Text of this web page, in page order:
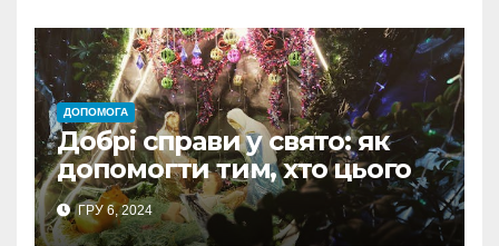
ДОПОМОГА
Добрі справи у свято: як
допомогти тим, хто цього
потребує?
ГРУ 6, 2024